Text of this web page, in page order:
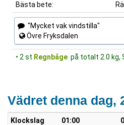
Bästa bete:
"Mycket vak vindstilla"
Övre Fryksdalen
• 2 st Regnbåge på totalt 2.0 kg,
Vädret denna dag,
Klockslag 01:00